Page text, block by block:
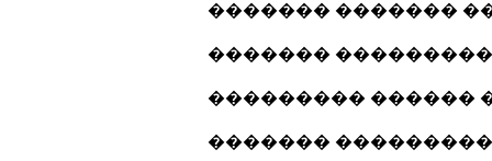
������� �������
�������
��������� ������
�������